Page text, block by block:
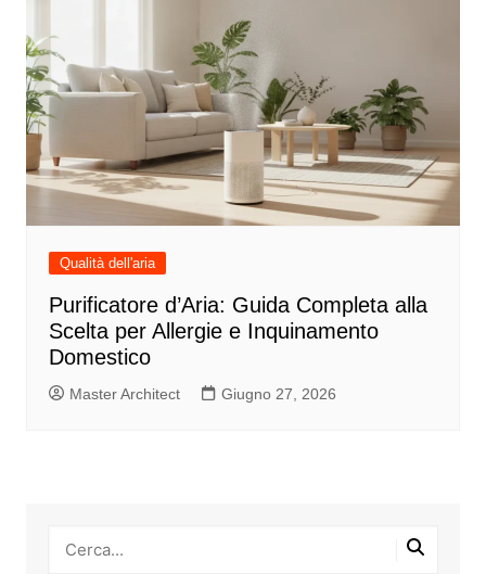
Qualità dell'aria
Purificatore d’Aria: Guida Completa alla
Scelta per Allergie e Inquinamento
Domestico
Master Architect Giugno 27, 2026